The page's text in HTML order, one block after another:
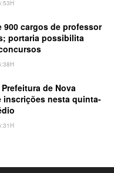
900 cargos de professor
portaria possibilita
de Nova
inscrições nesta quinta-